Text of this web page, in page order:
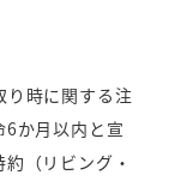
り時に関する注
6か月以内と宣
（リビング・